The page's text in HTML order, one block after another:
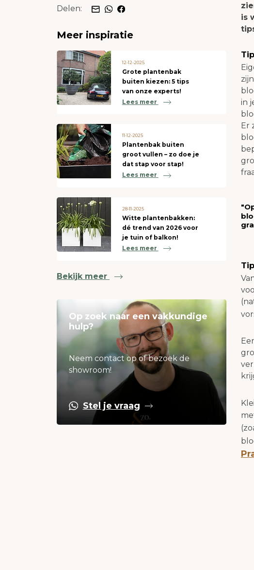
Delen:
Meer inspiratie
12-12-2025
Grote plantenbak
buiten kiezen: 5 tips
van onze experts!
Lees meer
11-12-2025
Plantenbak buiten
groot vullen – zo doe je
dat stap voor stap!
Lees meer
28-11-2025
Witte plantenbakken:
dé trend van 2026 voor
je tuin of balkon!
Lees meer
Bekijk meer
Op zoek naar een vakkundige
hulp?
Neem contact op of bezoek de
showroom!
Stel je vraag
is
in
Er